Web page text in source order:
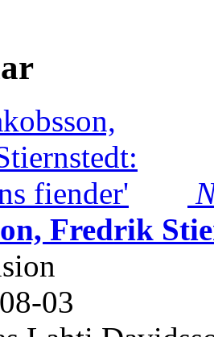
Fredrik
03